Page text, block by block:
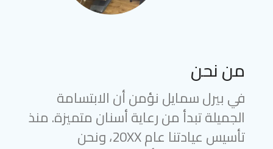
من نحن
في بيرل سمايل نؤمن أن الابتسامة
الجميلة تبدأ من رعاية أسنان متميزة. منذ
تأسيس عيادتنا عام 20XX، ونحن